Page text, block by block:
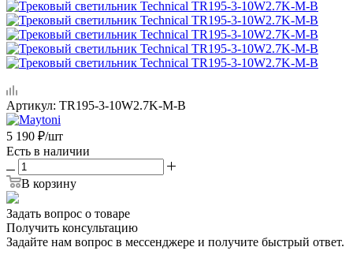
Артикул: TR195-3-10W2.7K-M-B
5 190 ₽/шт
Есть в наличии
В корзину
Задать вопрос о товаре
Получить консультацию
Задайте нам вопрос в мессенджере и получите быстрый ответ.